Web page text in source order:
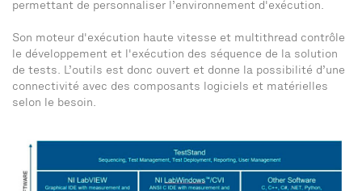
permettant de personnaliser l’environnement d'exécution.
Son moteur d'exécution haute vitesse et multithread contrôle
le développement et l'exécution des séquence de la solution
de tests. L’outils est donc ouvert et donne la possibilité d’une
connectivité avec des composants logiciels et matérielles
selon le besoin.